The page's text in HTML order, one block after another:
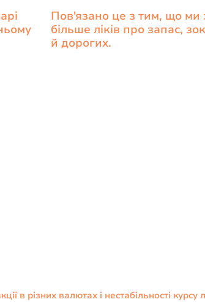
Пов'язано це з тим, що ми
більше ліків про запас,
й дорогих.
в різних валютах і нестабільності курсу